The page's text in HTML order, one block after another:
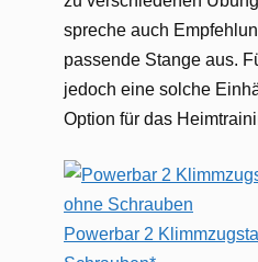
spreche auch
passende Stange aus.
jedoch eine solche
Option für das
Powerbar 2